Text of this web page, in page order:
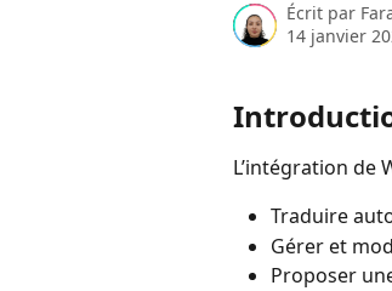
Écrit par
14 janvier
L’intégration de
Traduire
Gérer et
Proposer